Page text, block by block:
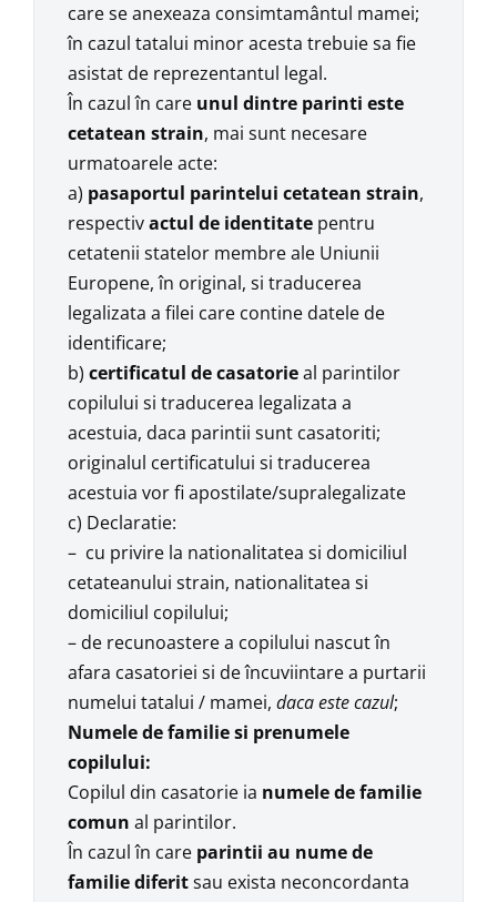
care se anexeaza consimtamântul mamei;
în cazul tatalui minor acesta trebuie sa fie
asistat de reprezentantul legal.
În cazul în care unul dintre parinti este
cetatean strain, mai sunt necesare
urmatoarele acte:
a) pasaportul parintelui cetatean strain,
respectivactul de identitate pentru
cetatenii statelor membre ale Uniunii
Europene, în original, si traducerea
legalizata a filei care contine datele de
identificare;
b) certificatul de casatorieal parintilor
copilului si traducerea legalizata a
acestuia, daca parintii sunt casatoriti;
originalul certificatului si traducerea
acestuia vor fi apostilate/supralegalizate
c) Declaratie:
– cu privire la nationalitatea si domiciliul
cetateanului strain, nationalitatea si
domiciliul copilului;
– de recunoastere a copilului nascut în
afara casatoriei si de încuviintare a purtarii
numelui tatalui / mamei, daca este cazul;
Numele de familie si prenumele
copilului:
Copilul din casatorie ia numele de familie
comun al parintilor.
În cazul în care parintii au nume de
familie diferitsau exista neconcordanta